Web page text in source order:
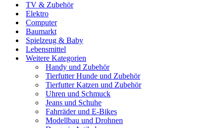
TV & Zubehör
Elektro
Computer
Baumarkt
Spielzeug & Baby
Lebensmittel
Weitere Kategorien
Handy und Zubehör
Tierfutter Hunde und Zubehör
Tierfutter Katzen und Zubehör
Uhren und Schmuck
Jeans und Schuhe
Fahrräder und E-Bikes
Modellbau und Drohnen